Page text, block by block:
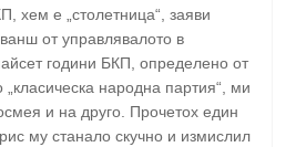
хем е „столетница“, заяви
от управлявалото в
години БКП, определено от
народна партия“, ми
и на друго. Прочетох един
му станало скучно и измислил